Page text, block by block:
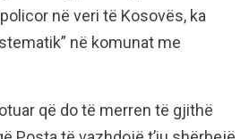
në veri të Kosovës, ka
në komunat me
që do të merren të gjithë